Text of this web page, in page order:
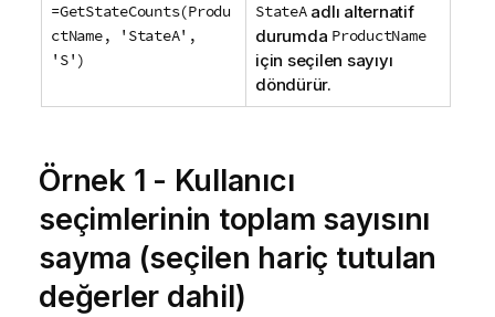
=GetStateCounts(Produ
ctName, 'StateA',
'S')
StateAadlı alternatif
durumda ProductName
için seçilen sayıyı
döndürür.
Örnek 1 - Kullanıcı
seçimlerinin toplam sayısını
sayma (seçilen hariç tutulan
değerler dahil)